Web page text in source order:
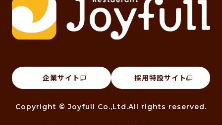
企業サイト 採用特設サイト
Copyright © Joyfull Co.,Ltd.All rights reserved.